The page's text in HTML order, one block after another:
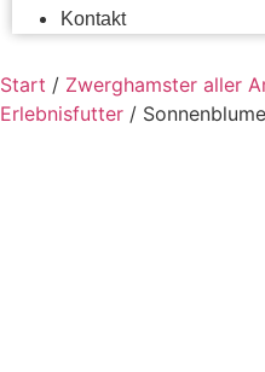
Kontakt
Start / Zwerghamster aller
Erlebnisfutter /